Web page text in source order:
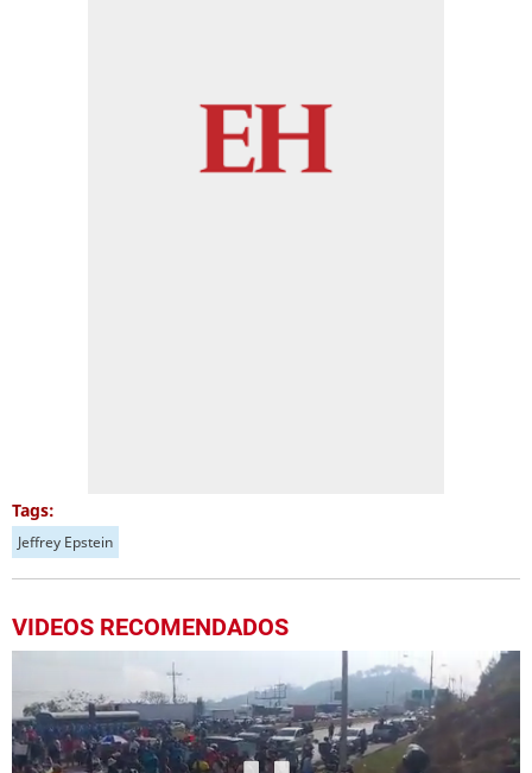
Tags:
Jeffrey Epstein
VIDEOS RECOMENDADOS